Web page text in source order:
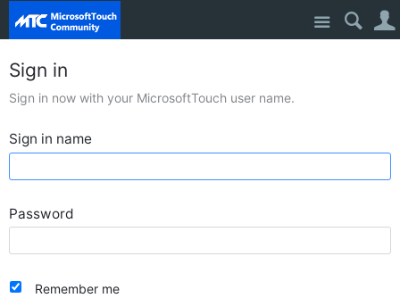
Site
Sign in
Sign in now with your MicrosoftTouch user name.
Sign in name
Password
Remember me